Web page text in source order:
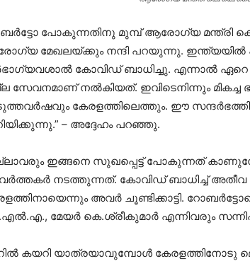
പോകുന്നതിനു മുമ്പ് ആരോഗ്യ മന്ത്രി
മേഖലയ്ക്കും നന്ദി പറയുന്നു. ഇന്ത്യയില്‍
കോവിഡ് ബാധിച്ചു. എന്നാല്‍
സേവനമാണ് നല്‍കിയത്. ഇവിടെനിന്നും
കേരളത്തിലെത്തും. ഈ
– അദ്ദേഹം പറഞ്ഞു.
ഇങ്ങനെ സുഖപ്പെട്ട് പോകുന്നത്
നടത്തുന്നത്. കോവിഡ് ബാധിച്ച് അതീവ
അവര്‍ ചൂണ്ടിക്കാട്ടി.
മേയര്‍ കെ.ശ്രീകുമാര്‍ എന്നിവരും
കയറി യാത്രയാവുമ്പോള്‍ കേരളത്തിനോടു